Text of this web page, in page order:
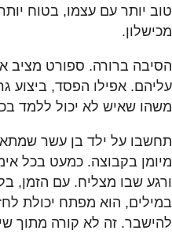
טוב יותר עם עצמו, בטוח
מכישלון.
הסיבה ברורה. ספורט מציב
עליהם. אפילו הפסד, ביצוע
משהו שאיש לא יכול ללמד
תחשבו על ילד בן עשר
מיומן בקבוצה. כמעט בכל
ורגע שבו מצליח. עם הזמן,
במילים, הוא מפתח יכולת
להישבר. זה לא קורה מתוך